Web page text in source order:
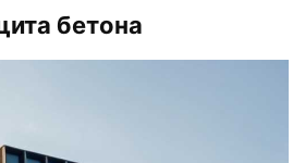
бетона